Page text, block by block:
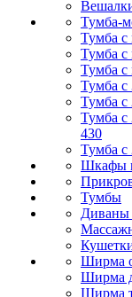
Тумба-
Тумба
Тумба
Тумба
Тумба
Тумба
Тумба
430
Тумба
Шкафы
Тумбы
Диваны
Ширма
Ширма
Ширма